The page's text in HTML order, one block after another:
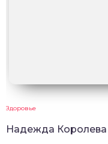
Здоровье
Надежда Королева